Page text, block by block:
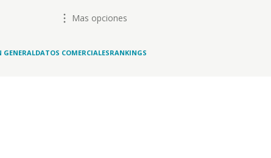
Mas opciones
GENERALDATOS COMERCIALESRANKINGS